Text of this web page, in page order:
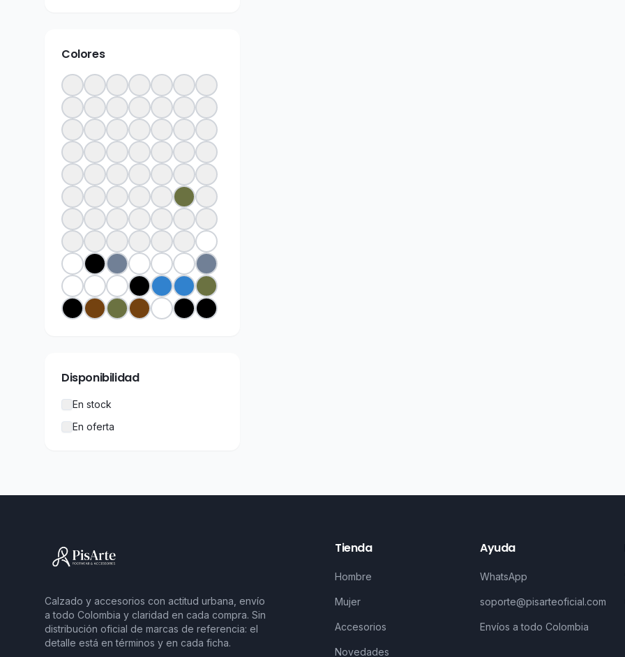
Colores
Disponibilidad
En stock
En oferta
Calzado y accesorios con actitud urbana, envío
a todo Colombia y claridad en cada compra. Sin
distribución oficial de marcas de referencia: el
detalle está en términos y en cada ficha.
Tienda
Hombre
Mujer
Accesorios
Novedades
Ayuda
WhatsApp
soporte@pisarteoficial.com
Envíos a todo Colombia